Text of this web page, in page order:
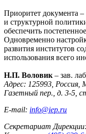
Приоритет документа
и структурной
обеспечить
Одновременно
развития институтов
использования всего
Н.П. Воловик – зав.
Адрес: 125993, Россия,
Газетный пер., д. 3-5,
E-mail: info@iep.ru
Секретариат Дирекции: